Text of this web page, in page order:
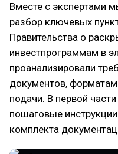
Вместе с экспертами
разбор ключевых
Правительства о
инвестпрограммам в
проанализировали
документов,
подачи. В первой
пошаговые
комплекта